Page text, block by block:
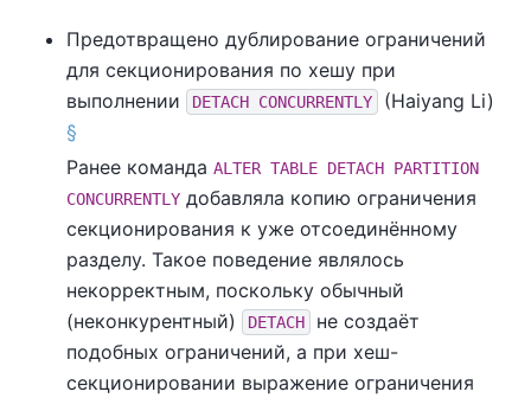
Предотвращено дублирование ограничений
для секционирования по хешу при
выполнении
DETACH CONCURRENTLY
(Haiyang Li)
§
Ранее команда ALTER TABLE DETACH PARTITION
CONCURRENTLY добавляла копию ограничения
секционирования к уже отсоединённому
разделу. Такое поведение являлось
некорректным, поскольку обычный
(неконкурентный)
DETACH
не создаёт
подобных ограничений, а при хеш-
секционировании выражение ограничения